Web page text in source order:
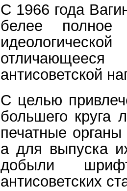
С 1966 года
белее полное
антисоветской
С целью
большего круга
печатные
а для выпуска
добыли
антисоветских